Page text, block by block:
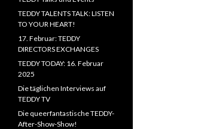
TEDDY TALENTS TALK: LISTEN
TO YOUR HEART!
17. Februar: TEDDY
DIRECTORS EXCHANGES
TEDDY TODAY: 16. Februar
2025
Die täglichen Interviews auf
TEDDY TV
Die queerfantastische TEDDY-
After-Show-Show!